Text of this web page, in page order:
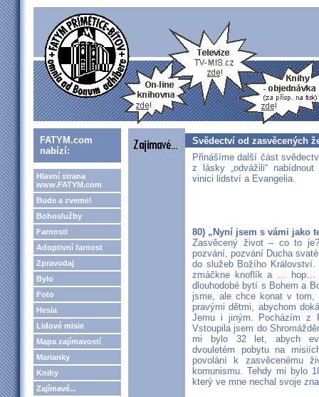
FATYM.com
nabízí:
Hlavní strana
www.FATYM.com
Bude a zveme!
Bohoslužby
Farnosti
Adoptivní farnost
Zpravodaj
Bylo
Foto
Hesla
Lidové misie
Mapa zajímavostí
Marianky
Knihy
Zajímavé...
Svědectví od zasvěcených
Přinášíme další část
z lásky „odvážili“
vinici lidství a Evangelia.
80) „Nyní jsem s vámi jako
Zasvěcený život – co to
pozvání, pozvání Ducha
do služeb Božího
zmáčkne knoflík a … hop…
dlouhodobé bytí s Bohem a
jsme, ale chce konat v
pravými dětmi, abychom
Jemu i jiným. Pocházím z
Vstoupila jsem do
mi bylo 32 let, abych
dvouletém pobytu na
povolání k zasvěcenému
komunismu. Tehdy mi bylo
který ve mne nechal svoje